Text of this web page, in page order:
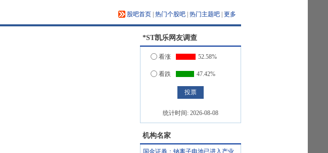
股吧首页 热门个股吧 热门主题吧 更多
*ST凯乐网友调查
看涨 52.58%
看跌 47.42%
统计时间: 2026-08-08
机构名家
国金证券：钠离子电池已进入产业